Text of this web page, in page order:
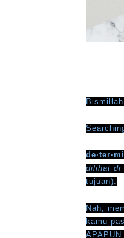
Bismillah.
dilihat dr
tujuan).
Nah,
kamu
APAPUN.